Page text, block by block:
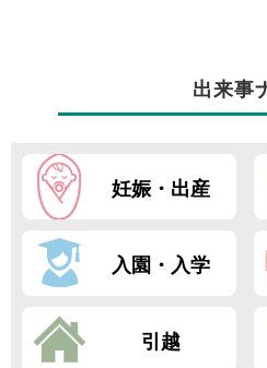
出来事
妊娠・出産
入園・入学
引越